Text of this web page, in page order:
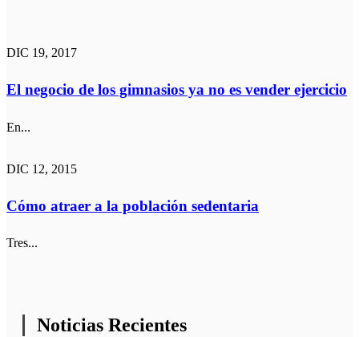
DIC 19, 2017
El negocio de los gimnasios ya no es vender ejercicio
En...
DIC 12, 2015
Cómo atraer a la población sedentaria
Tres...
Noticias Recientes